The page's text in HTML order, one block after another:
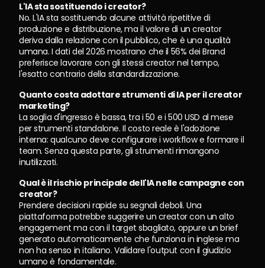
L'IA sta sostituendo i creator?
No. L'IA sta sostituendo alcune attività ripetitive di
produzione e distribuzione, ma il valore di un creator
deriva dalla relazione con il pubblico, che è una qualità
umana. I dati del 2026 mostrano che il 56% dei Brand
preferisce lavorare con gli stessi creator nel tempo,
l'esatto contrario della standardizzazione.
Quanto costa adottare strumenti di IA per il creator
marketing?
La soglia d'ingresso è bassa, tra i 50 e i 500 USD al mese
per strumenti standalone. Il costo reale è l'adozione
interna: qualcuno deve configurare i workflow e formare il
team. Senza questa parte, gli strumenti rimangono
inutilizzati.
Qual è il rischio principale dell'IA nelle campagne con
creator?
Prendere decisioni rapide su segnali deboli. Una
piattaforma potrebbe suggerire un creator con un alto
engagement ma con il target sbagliato, oppure un brief
generato automaticamente che funziona in inglese ma
non ha senso in italiano. Validare l'output con il giudizio
umano è fondamentale.